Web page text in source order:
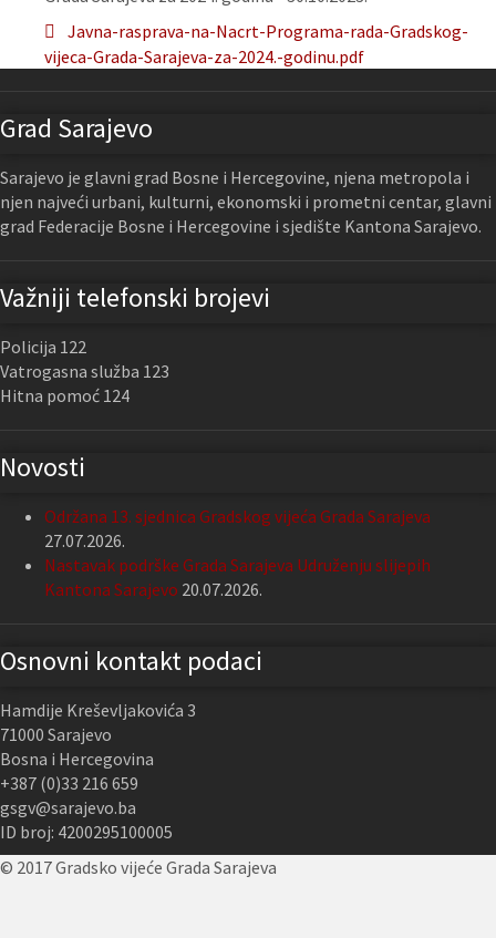
Javna-rasprava-na-Nacrt-Programa-rada-Gradskog-
vijeca-Grada-Sarajeva-za-2024.-godinu.pdf
Grad Sarajevo
Sarajevo je glavni grad Bosne i Hercegovine, njena metropola i
njen najveći urbani, kulturni, ekonomski i prometni centar, glavni
grad Federacije Bosne i Hercegovine i sjedište Kantona Sarajevo.
Važniji telefonski brojevi
Policija 122
Vatrogasna služba 123
Hitna pomoć 124
Novosti
Održana 13. sjednica Gradskog vijeća Grada Sarajeva
27.07.2026.
Nastavak podrške Grada Sarajeva Udruženju slijepih
Kantona Sarajevo 20.07.2026.
Osnovni kontakt podaci
Hamdije Kreševljakovića 3
71000 Sarajevo
Bosna i Hercegovina
+387 (0)33 216 659
gsgv@sarajevo.ba
ID broj: 4200295100005
© 2017 Gradsko vijeće Grada Sarajeva